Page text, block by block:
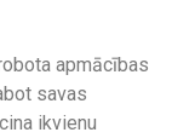
apmācības
savas
ikvienu